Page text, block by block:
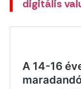
digitális